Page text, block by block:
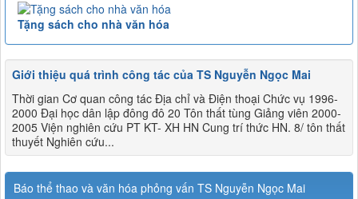
Tặng sách cho nhà văn hóa
Giới thiệu quá trình công tác của TS Nguyễn Ngọc Mai
Thời gian Cơ quan công tác Địa chỉ và Điện thoại Chức vụ 1996-
2000 Đại học dân lập đông đô 20 Tôn thất tùng Giảng viên 2000-
2005 Viện nghiên cứu PT KT- XH HN Cung trí thức HN. 8/ tôn thất
thuyết Nghiên cứu...
Báo thể thao và văn hóa phỏng vấn TS Nguyễn Ngọc Mai